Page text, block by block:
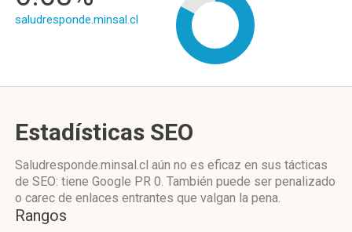
saludresponde.minsal.cl
Estadísticas SEO
Saludresponde.minsal.cl aún no es eficaz en sus tácticas
de SEO: tiene Google PR 0. También puede ser penalizado
o carec de enlaces entrantes que valgan la pena.
Rangos